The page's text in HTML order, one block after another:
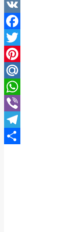
VK
Facebook
Twitter
Pinterest
Mail.Ru
WhatsApp
Viber
Telegram